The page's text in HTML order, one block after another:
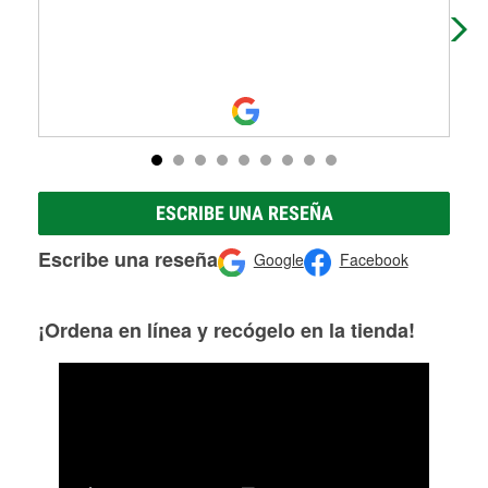
ESCRIBE UNA RESEÑA
Escribe una reseña Google Facebook
¡Ordena en línea y recógelo en la tienda!